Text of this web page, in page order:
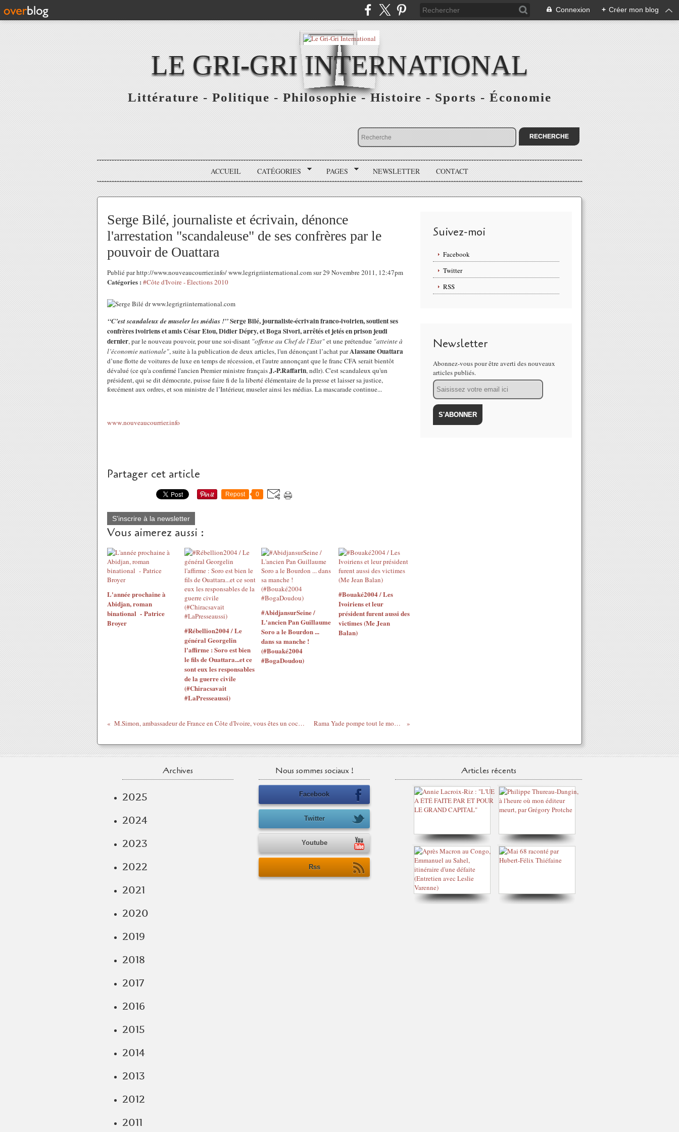
Connexion + Créer mon blog
LE GRI-GRI INTERNATIONAL
Littérature - Politique - Philosophie - Histoire - Sports - Économie
ACCUEIL CATÉGORIES PAGES NEWSLETTER CONTACT
Serge Bilé, journaliste et écrivain, dénonce
l'arrestation "scandaleuse" de ses confrères par le
pouvoir de Ouattara
Publié par http://www.nouveaucourrier.info/ www.legrigriinternational.com sur 29 Novembre 2011, 12:47pm
Catégories : #Côte d'Ivoire - Élections 2010
‘‘C’est scandaleux de museler les médias !’’Serge Bilé, journaliste-écrivain franco-ivoirien, soutient ses
confrères ivoiriens et amis César Etou, Didier Dépry, et Boga Sivori, arrêtés et jetés en prison jeudi
dernier, par le nouveau pouvoir, pour une soi-disant "offense au Chef de l'Etat"et une prétendue "atteinte à
l’économie nationale", suite à la publication de deux articles, l'un dénonçant l’achat parAlassane Ouattara
d’une flotte de voitures de luxe en temps de récession, et l'autre annonçant que le franc CFA serait bientôt
dévalué (ce qu'a confirmé l'ancien Premier ministre françaisJ.-P.Raffarin, ndlr). C'est scandaleux qu'un
président, qui se dit démocrate, puisse faire fi de la liberté élémentaire de la presse et laisser sa justice,
forcément aux ordres, et son ministre de l’Intérieur, museler ainsi les médias. La mascarade continue...
www.nouveaucourrier.info
Partager cet article
Repost 0
S'inscrire à la newsletter
Vous aimerez aussi :
L'année prochaine à
Abidjan, roman
binational - Patrice
Broyer
#Rébellion2004 / Le
général Georgelin
l'affirme : Soro est bien
le fils de Ouattara...et ce
sont eux les responsables
de la guerre civile
(#Chiracsavait
#LaPresseaussi)
#AbidjansurSeine /
L'ancien Pan Guillaume
Soro a le Bourdon ...
dans sa manche !
(#Bouaké2004
#BogaDoudou)
#Bouaké2004 / Les
Ivoiriens et leur
président furent aussi des
victimes (Me Jean
Balan)
M.Simon, ambassadeur de France en Côte d'Ivoire, vous êtes un cochon Rama Yade pompe tout le monde
Suivez-moi
Facebook
Twitter
RSS
Newsletter
Abonnez-vous pour être averti des nouveaux
articles publiés.
Email
Archives
2025
2024
2023
2022
2021
2020
2019
2018
2017
2016
2015
2014
2013
2012
2011
Nous sommes sociaux !
Facebook
Twitter
Youtube
Rss
Articles récents